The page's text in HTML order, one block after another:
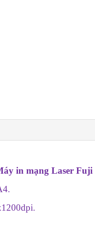
in mạng Laser Fuji